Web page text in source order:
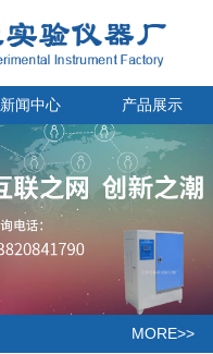
新闻中心 产品展示
MORE>>